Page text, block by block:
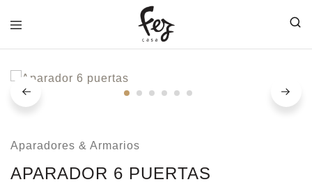
Aparadores & Armarios
APARADOR 6 PUERTAS